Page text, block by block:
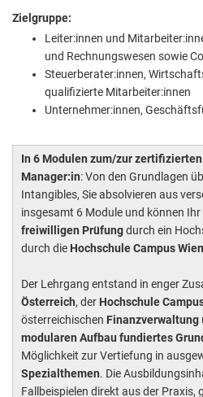
Zielgruppe:
Leiter:innen und
und Rechnungswesen sowie
Steuerberater:innen,
qualifizierte Mitarbeiter:innen
Unternehmer:innen,
In 6 Modulen zum/zur
Manager:in: Von den Grundlagen
Intangibles, Sie absolvieren aus
insgesamt 6 Module und können Ihr
freiwilligen Prüfungdurch ein
durch die Hochschule Campus Wien
Der Lehrgang entstand in enger
Österreich, der Hochschule
österreichischen Finanzverwaltung
modularen Aufbau fundiertes
Möglichkeit zur Vertiefung in
Spezialthemen. Die
Fallbeispielen direkt aus der Praxis,